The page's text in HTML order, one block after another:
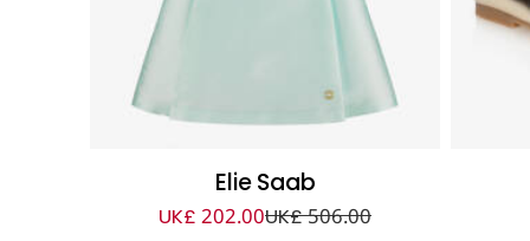
Elie Saab
UK£ 506.00
UK£ 202.00